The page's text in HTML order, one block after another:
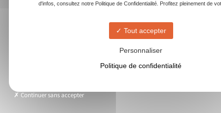
d'infos, consultez notre Politique de Confidentialité. Profitez pleinement de
Tout accepter
Personnaliser
Politique de confidentialité
Continuer sans accepter